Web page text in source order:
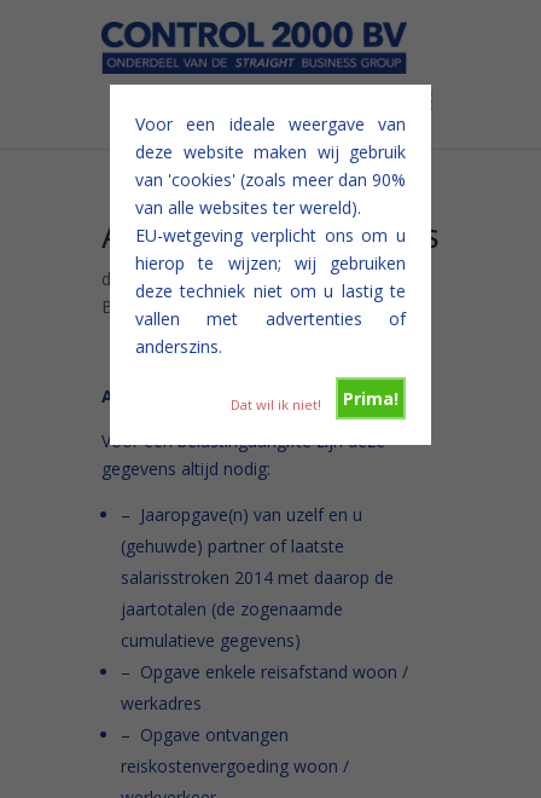
Voor een ideale weergave van
deze website maken wij gebruik
van 'cookies' (zoals meer dan 90%
van alle websites ter wereld).
EU-wetgeving verplicht ons om u
hierop te wijzen; wij gebruiken
deze techniek niet om u lastig te
vallen met advertenties of
anderszins.
Prima!
Dat wil ik niet!
Aangifte-eisen en tips
door controlb
| Dec 18, 2014 |
Belastingdienst
Belastingtips 0 Reacties
Aangiften Inkomstenbelasting 2014
Voor een belastingaangifte zijn deze
gegevens altijd nodig:
– Jaaropgave(n) van uzelf en u
(gehuwde) partner of laatste
salarisstroken 2014 met daarop de
jaartotalen (de zogenaamde
cumulatieve gegevens)
– Opgave enkele reisafstand woon /
werkadres
– Opgave ontvangen
reiskostenvergoeding woon /